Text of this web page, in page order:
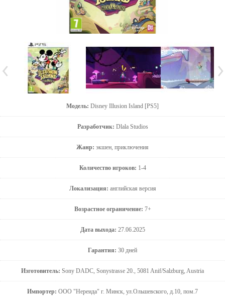
Модель: Disney Illusion Island [PS5]
Разработчик: Dlala Studios
Жанр: экшен, приключения
Количество игроков: 1-4
Локализация: английская версия
Возрастное ограничение: 7+
Дата выхода: 27.06.2025
Гарантия: 30 дней
Изготовитель: Sony DADC, Sonystrasse 20., 5081 Anif/Salzburg, Austria
Импортер: ООО "Нереида" г. Минск, ул.Ольшевского, д.10, пом.7